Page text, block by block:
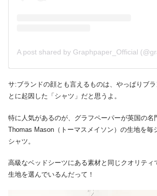
サ:ブランドの顔とも言えるものは、やっぱりブ
とに起因した「シャツ」だと思うよ。
特に人気があるのが、グラフペーパーが英国の名
Thomas Mason（トーマスメイソン）の生地を毎
シャツ。
高級なベッドシーツにある素材と同じクオリティ
生地を選んでいるんだって！